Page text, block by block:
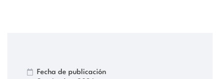
Fecha de publicación